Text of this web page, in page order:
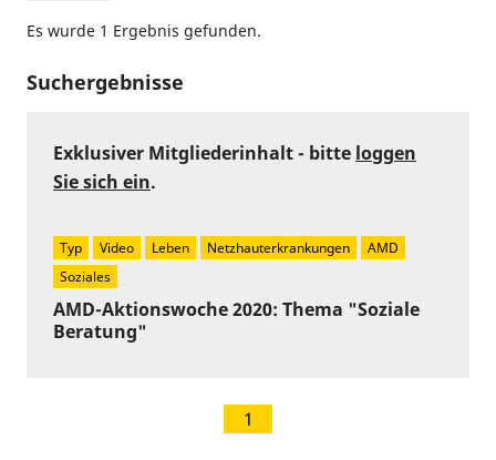
Es wurde 1 Ergebnis gefunden.
Suchergebnisse
AMD-Aktionswoche 2020: Thema "Soziale
Beratung"
Exklusiver Mitgliederinhalt - bitte loggen
Sie sich ein.
Typ Video Leben Netzhauterkrankungen
AMD
Soziales
1